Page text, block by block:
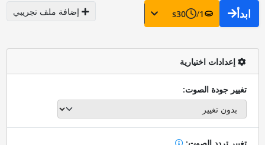
ابدأ 1
/
30
s إضافة ملف تجريبي
إعدادات اختيارية
تغيير جودة الصوت: